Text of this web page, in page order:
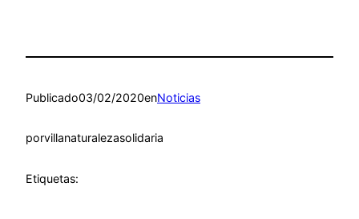
Publicado03/02/2020enNoticias
porvillanaturalezasolidaria
Etiquetas: